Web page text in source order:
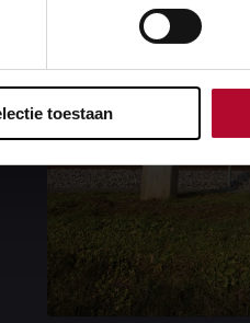
toestaan